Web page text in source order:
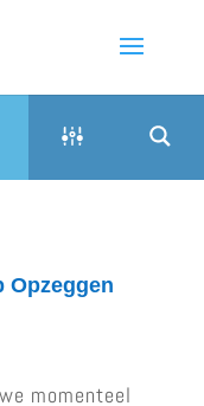
Opzeggen
momenteel